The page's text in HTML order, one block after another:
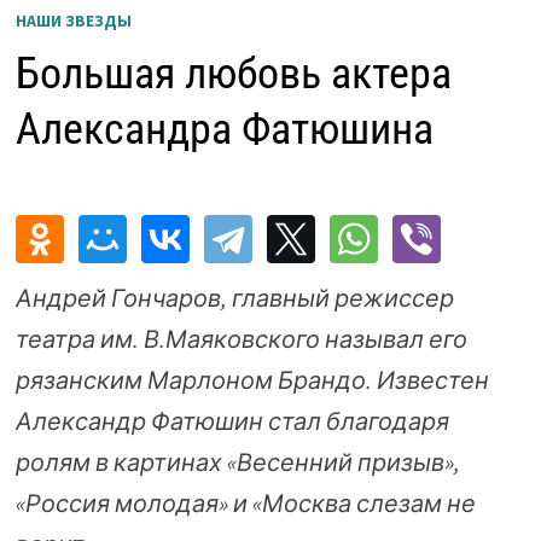
НАШИ ЗВЕЗДЫ
Большая любовь актера
Александра Фатюшина
Андрей Гончаров, главный режиссер
театра им. В.Маяковского называл его
рязанским Марлоном Брандо. Известен
Александр Фатюшин стал благодаря
ролям в картинах «Весенний призыв»,
«Россия молодая» и «Москва слезам не